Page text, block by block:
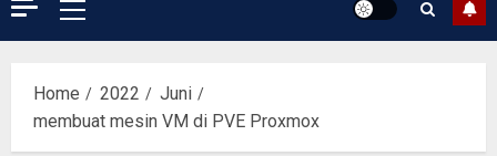
Primary
Menu
Home 2022
Juni
membuat mesin VM di PVE Proxmox